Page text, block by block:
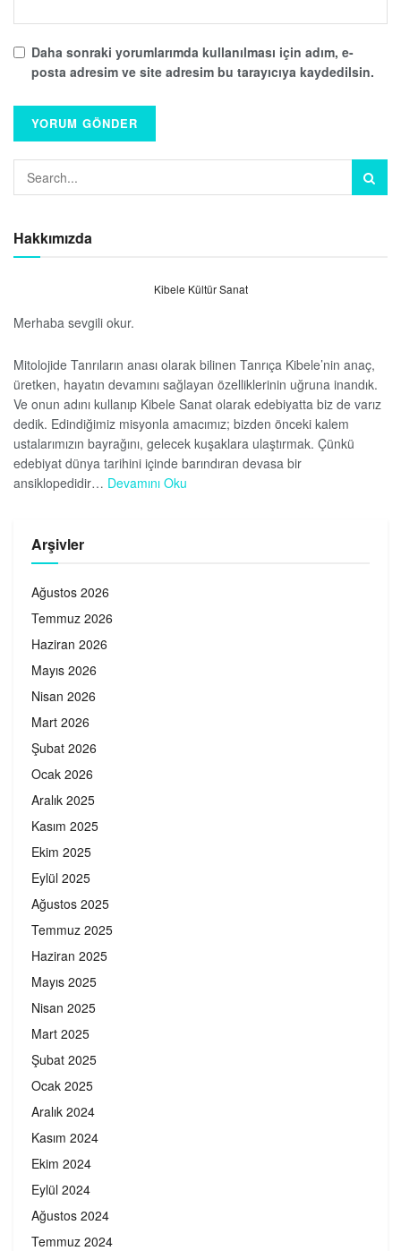
Daha sonraki yorumlarımda kullanılması için adım, e-
posta adresim ve site adresim bu tarayıcıya kaydedilsin.
Hakkımızda
Kibele Kültür Sanat
Merhaba sevgili okur.
Mitolojide Tanrıların anası olarak bilinen Tanrıça Kibele’nin anaç,
üretken, hayatın devamını sağlayan özelliklerinin uğruna inandık.
Ve onun adını kullanıp Kibele Sanat olarak edebiyatta biz de varız
dedik. Edindiğimiz misyonla amacımız; bizden önceki kalem
ustalarımızın bayrağını, gelecek kuşaklara ulaştırmak. Çünkü
edebiyat dünya tarihini içinde barındıran devasa bir
ansiklopedidir… Devamını Oku
Arşivler
Ağustos 2026
Temmuz 2026
Haziran 2026
Mayıs 2026
Nisan 2026
Mart 2026
Şubat 2026
Ocak 2026
Aralık 2025
Kasım 2025
Ekim 2025
Eylül 2025
Ağustos 2025
Temmuz 2025
Haziran 2025
Mayıs 2025
Nisan 2025
Mart 2025
Şubat 2025
Ocak 2025
Aralık 2024
Kasım 2024
Ekim 2024
Eylül 2024
Ağustos 2024
Temmuz 2024